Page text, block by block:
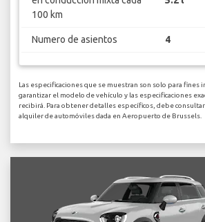
100 km
Numero de asientos 4
Las especificaciones que se muestran son solo para
garantizar el modelo de vehículo y las especificaciones
recibirá. Para obtener detalles específicos, debe consultar
alquiler de automóviles dada en Aeropuerto de Brussels.